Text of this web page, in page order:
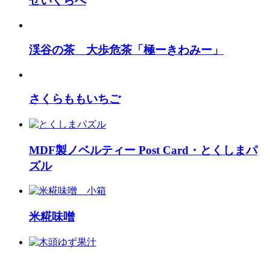
渓谷の茶 大歩危茶「極ーきわみー」
さくらももいちご
MDF製ノベルティー Post Card・とくしまパ
ズル
米糀味噌